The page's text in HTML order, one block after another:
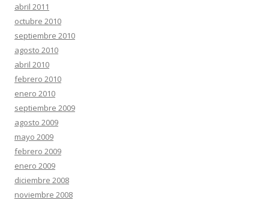
abril 2011
octubre 2010
septiembre 2010
agosto 2010
abril 2010
febrero 2010
enero 2010
septiembre 2009
agosto 2009
mayo 2009
febrero 2009
enero 2009
diciembre 2008
noviembre 2008